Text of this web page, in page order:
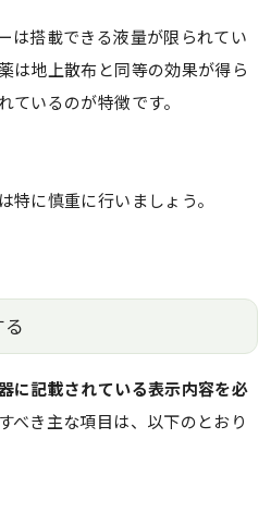
は搭載できる液量が限られてい
は地上散布と同等の効果が得ら
いるのが特徴です。
特に慎重に行いましょう。
に記載されている表示内容を必
べき主な項目は、以下のとおり